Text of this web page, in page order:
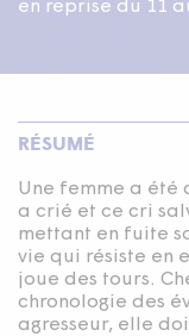
en reprise du 11
RÉSUMÉ
Une femme a été
a crié et ce cri
mettant en fuite
vie qui résiste en
joue des tours.
chronologie des
agresseur, elle